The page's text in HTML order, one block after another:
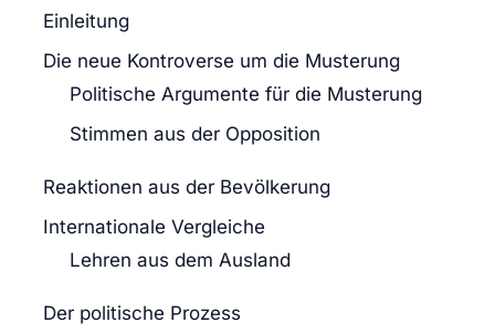
Einleitung
Die neue Kontroverse um die Musterung
Politische Argumente für die Musterung
Stimmen aus der Opposition
Reaktionen aus der Bevölkerung
Internationale Vergleiche
Lehren aus dem Ausland
Der politische Prozess